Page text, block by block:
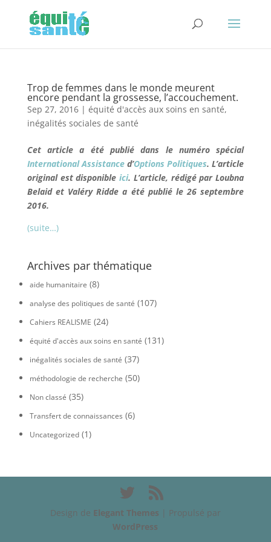
Trop de femmes dans le monde meurent
encore pendant la grossesse, l’accouchement.
Sep 27, 2016| équité d'accès aux soins en santé,
inégalités sociales de santé
Cet article a été publié dans le numéro spécial
International Assistanced’Options Politiques. L’article
original est disponible ici. L’article, rédigé par Loubna
Belaid et Valéry Ridde a été publié le 26 septembre
2016.
(suite…)
Archives par thématique
aide humanitaire (8)
analyse des politiques de santé (107)
Cahiers REALISME (24)
équité d'accès aux soins en santé (131)
inégalités sociales de santé (37)
méthodologie de recherche (50)
Non classé (35)
Transfert de connaissances (6)
Uncategorized(1)
Design de Elegant Themes | Propulsé par
WordPress